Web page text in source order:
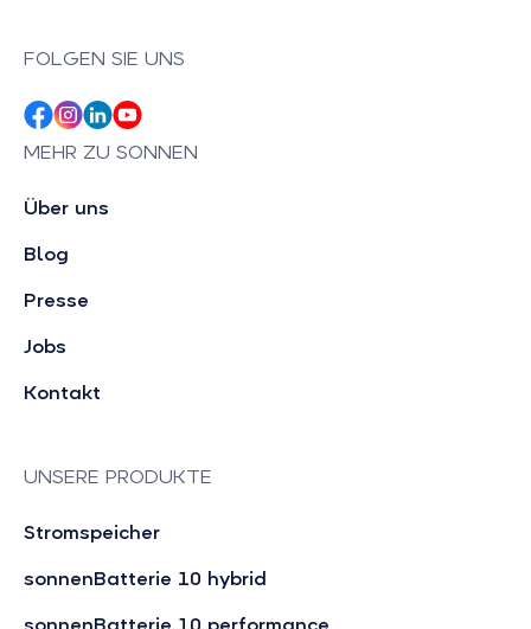
FOLGEN SIE UNS
MEHR ZU SONNEN
Über uns
Blog
Presse
Jobs
Kontakt
UNSERE PRODUKTE
Stromspeicher
sonnenBatterie 10 hybrid